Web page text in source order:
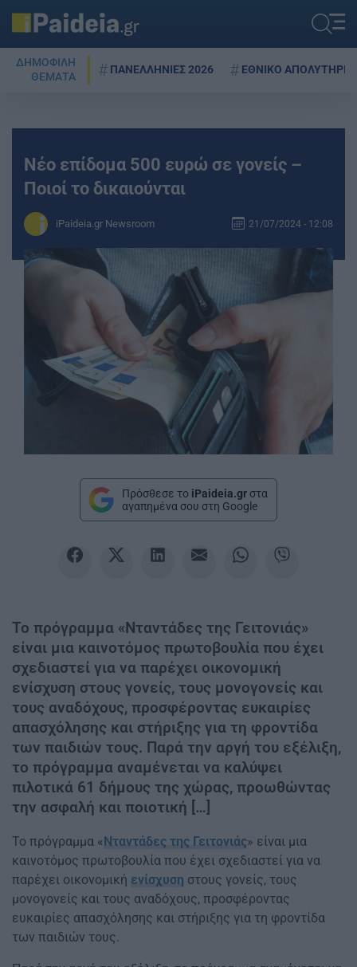
ΔΗΜΟΦΙΛΗ
ΘΕΜΑΤΑ
ΠΑΝΕΛΛΗΝΙΕΣ 2026 ΕΘΝΙΚΟ ΑΠΟΛΥΤΗΡΙΟ
Νέο επίδομα 500 ευρώ σε γονείς –
Ποιοί το δικαιούνται
iPaideia.gr Newsroom 21/07/2024 - 12:08
Πρόσθεσε το iPaideia.gr στα
αγαπημένα σου στη Google
Το πρόγραμμα «Νταντάδες της Γειτονιάς»
είναι μια καινοτόμος πρωτοβουλία που έχει
σχεδιαστεί για να παρέχει οικονομική
ενίσχυση στους γονείς, τους μονογονείς και
τους αναδόχους, προσφέροντας ευκαιρίες
απασχόλησης και στήριξης για τη φροντίδα
των παιδιών τους. Παρά την αργή του εξέλιξη,
το πρόγραμμα αναμένεται να καλύψει
πιλοτικά 61 δήμους της χώρας, προωθώντας
την ασφαλή και ποιοτική […]
Το πρόγραμμα «Νταντάδες της Γειτονιάς» είναι μια
καινοτόμος πρωτοβουλία που έχει σχεδιαστεί για να
παρέχει οικονομική ενίσχυση στους γονείς, τους
μονογονείς και τους αναδόχους, προσφέροντας
ευκαιρίες απασχόλησης και στήριξης για τη φροντίδα
των παιδιών τους.